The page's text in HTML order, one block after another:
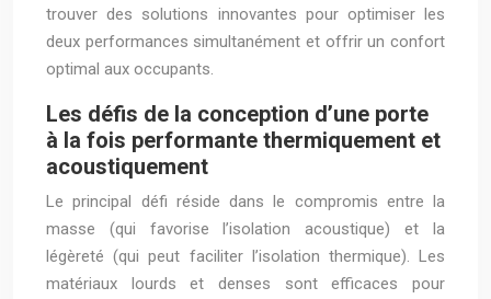
trouver des solutions innovantes pour optimiser les
deux performances simultanément et offrir un confort
optimal aux occupants.
Les défis de la conception d’une porte
à la fois performante thermiquement et
acoustiquement
Le principal défi réside dans le compromis entre la
masse (qui favorise l’isolation acoustique) et la
légèreté (qui peut faciliter l’isolation thermique). Les
matériaux lourds et denses sont efficaces pour